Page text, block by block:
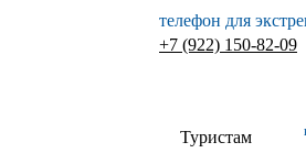
телефон для
+7 (922) 150-82-09
Туристам